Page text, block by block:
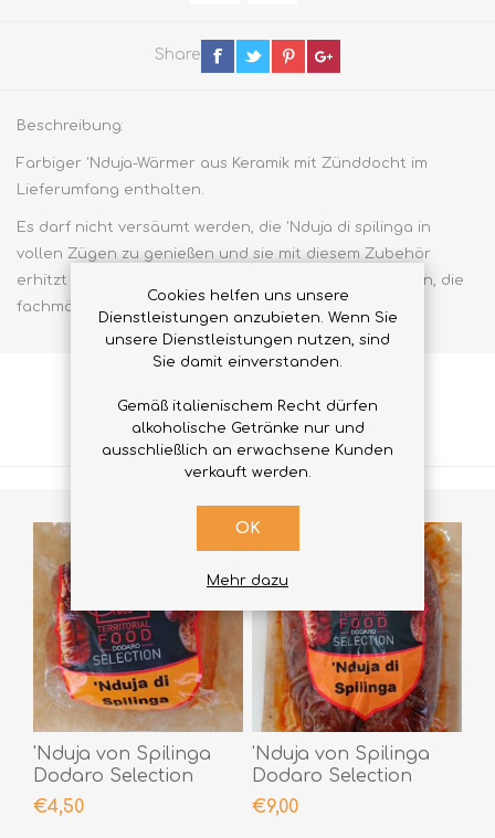
Share
Beschreibung:
Farbiger 'Nduja-Wärmer aus Keramik mit Zünddocht im
Lieferumfang enthalten.
Es darf nicht versäumt werden, die 'Nduja di spilinga in
vollen Zügen zu genießen und sie mit diesem Zubehör
erhitzt auf hausgemachten Brotcroutons zu probieren, die
fachmännisch im Ofen erhitzt oder gegrillt wurden.
VERWANDTE PRODUKTE
'Nduja von Spilinga
Dodaro Selection
200gr
€4,50
'Nduja von Spilinga
Dodaro Selection
400gr
€9,00
Cookies helfen uns unsere
Dienstleistungen anzubieten. Wenn Sie
unsere Dienstleistungen nutzen, sind
Sie damit einverstanden.
Gemäß italienischem Recht dürfen
alkoholische Getränke nur und
ausschließlich an erwachsene Kunden
verkauft werden.
OK
Mehr dazu